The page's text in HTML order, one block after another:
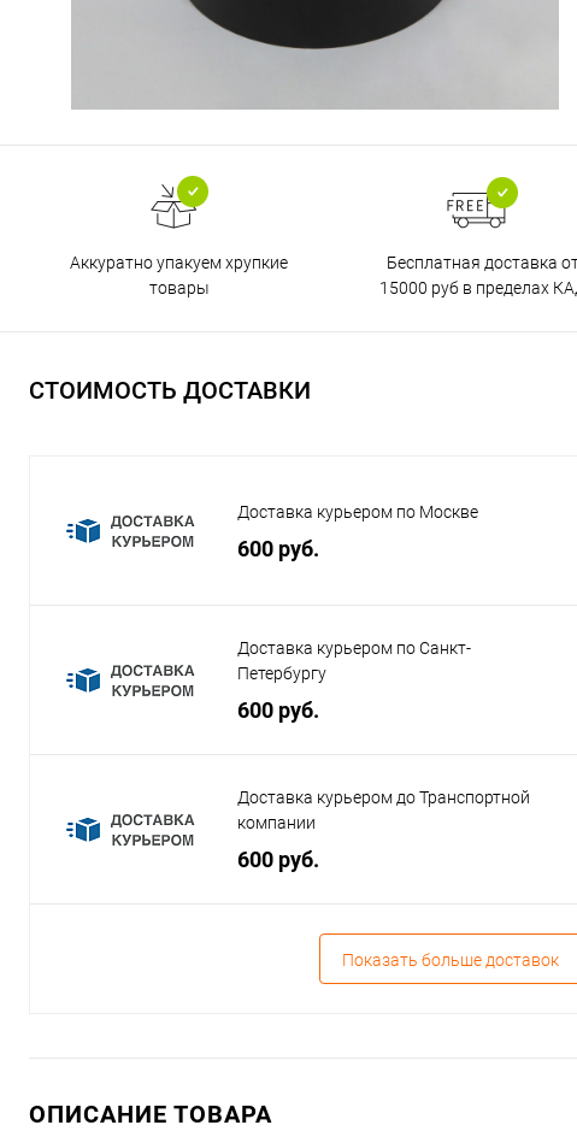
Аккуратно упакуем хрупкие
товары
Бесплатная доставка
15000 руб в пределах
СТОИМОСТЬ ДОСТАВКИ
Доставка курьером по Москве
600 руб.
Доставка курьером по Санкт-
Петербургу
600 руб.
Доставка курьером до Транспортной
компании
600 руб.
Показать больше доставок
ОПИСАНИЕ ТОВАРА